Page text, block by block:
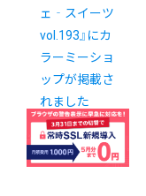
ェ‐スイーツ
vol.193』にカ
ラーミーショ
ップが掲載さ
れました